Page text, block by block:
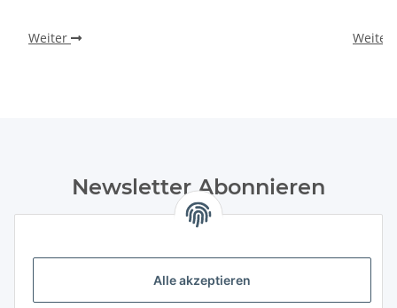
Alle akzeptieren
Weiter Weiter
Newsletter Abonnieren
Bitte senden Sie mir entsprechend Ihrer
Informationen zu Ihrem Produktsortiment Weine und
Feinkost per E-Mail zu. Durch die Bestätigung
des „Abonnieren“-Buttons stimme ich zusätzlich der Analyse